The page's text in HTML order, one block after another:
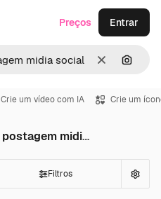
Limpar
Preços Entrar
Crie um vídeo com IA Crie um
Vetores de Design modelo postagem midia social
Filtros